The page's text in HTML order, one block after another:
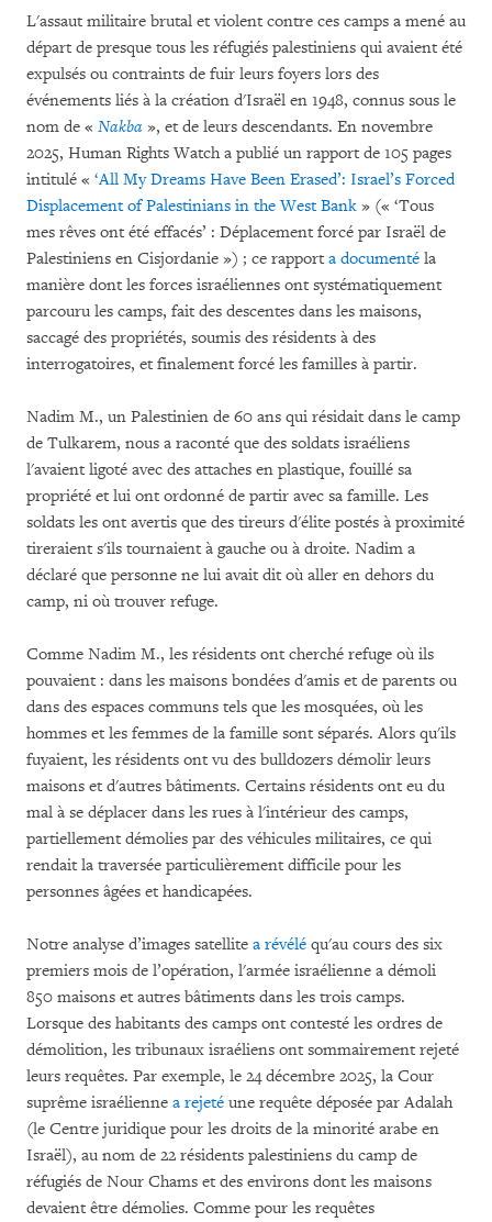
L'assaut militaire brutal et violent contre ces camps a mené au
départ de presque tous les réfugiés palestiniens qui avaient été
expulsés ou contraints de fuir leurs foyers lors des
événements liés à la création d'Israël en 1948, connus sous le
nom de « Nakba », et de leurs descendants. En novembre
2025, Human Rights Watch a publié un rapport de 105 pages
intitulé « ‘All My Dreams Have Been Erased’: Israel’s Forced
Displacement of Palestinians in the West Bank » (« ‘Tous
mes rêves ont été effacés’ : Déplacement forcé par Israël de
Palestiniens en Cisjordanie ») ; ce rapport a documenté la
manière dont les forces israéliennes ont systématiquement
parcouru les camps, fait des descentes dans les maisons,
saccagé des propriétés, soumis des résidents à des
interrogatoires, et finalement forcé les familles à partir.
Nadim M., un Palestinien de 60 ans qui résidait dans le camp
de Tulkarem, nous a raconté que des soldats israéliens
l'avaient ligoté avec des attaches en plastique, fouillé sa
propriété et lui ont ordonné de partir avec sa famille. Les
soldats les ont avertis que des tireurs d'élite postés à proximité
tireraient s'ils tournaient à gauche ou à droite. Nadim a
déclaré que personne ne lui avait dit où aller en dehors du
camp, ni où trouver refuge.
Comme Nadim M., les résidents ont cherché refuge où ils
pouvaient : dans les maisons bondées d'amis et de parents ou
dans des espaces communs tels que les mosquées, où les
hommes et les femmes de la famille sont séparés. Alors qu'ils
fuyaient, les résidents ont vu des bulldozers démolir leurs
maisons et d'autres bâtiments. Certains résidents ont eu du
mal à se déplacer dans les rues à l'intérieur des camps,
partiellement démolies par des véhicules militaires, ce qui
rendait la traversée particulièrement difficile pour les
personnes âgées et handicapées.
Notre analyse d’images satellite a révélé qu'au cours des six
premiers mois de l’opération, l'armée israélienne a démoli
850 maisons et autres bâtiments dans les trois camps.
Lorsque des habitants des camps ont contesté les ordres de
démolition, les tribunaux israéliens ont sommairement rejeté
leurs requêtes. Par exemple, le 24 décembre 2025, la Cour
suprême israélienne a rejeté une requête déposée par Adalah
(le Centre juridique pour les droits de la minorité arabe en
Israël), au nom de 22 résidents palestiniens du camp de
réfugiés de Nour Chams et des environs dont les maisons
devaient être démolies. Comme pour les requêtes